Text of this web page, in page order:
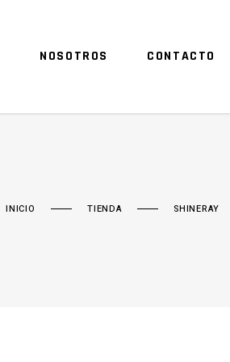
NOSOTROS CONTACTO
INICIO TIENDA SHINERAY